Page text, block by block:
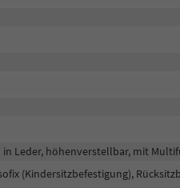
in Leder, höhenverstellbar, mit
(Kindersitzbefestigung),